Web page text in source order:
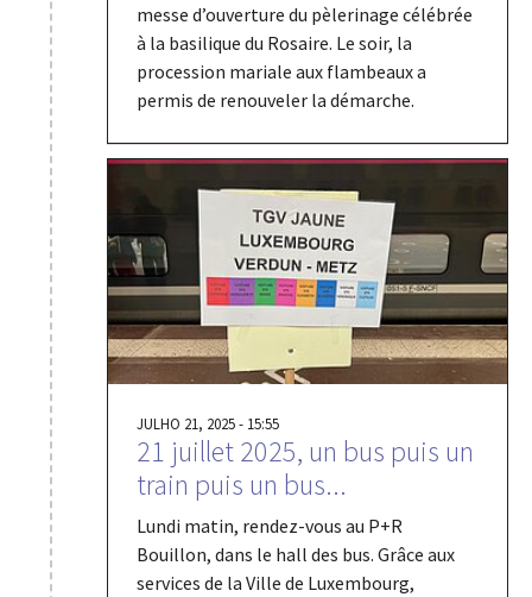
messe d’ouverture du pèlerinage célébrée
à la basilique du Rosaire. Le soir, la
procession mariale aux flambeaux a
permis de renouveler la démarche.
JULHO 21, 2025 - 15:55
21 juillet 2025, un bus puis un
train puis un bus...
Lundi matin, rendez-vous au P+R
Bouillon, dans le hall des bus. Grâce aux
services de la Ville de Luxembourg,